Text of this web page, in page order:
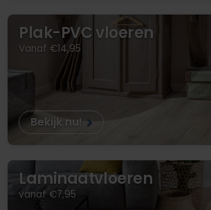
Plak-PVC vloeren
Vanaf €14,95
Bekijk nu!
Laminaatvloeren
vanaf €7,95